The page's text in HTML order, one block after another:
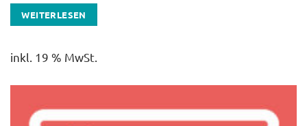
WEITERLESEN
inkl. 19 % MwSt.